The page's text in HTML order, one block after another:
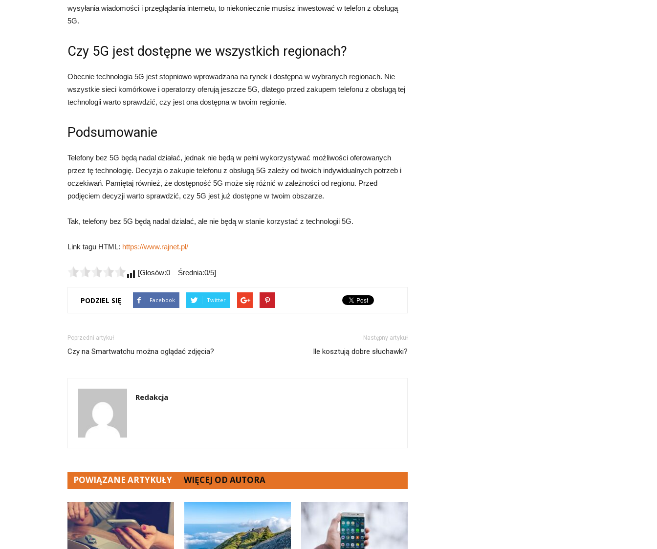
wysyłania wiadomości i przeglądania internetu, to niekoniecznie musisz inwestować w telefon z obsługą
5G.
Czy 5G jest dostępne we wszystkich regionach?
Obecnie technologia 5G jest stopniowo wprowadzana na rynek i dostępna w wybranych regionach. Nie
wszystkie sieci komórkowe i operatorzy oferują jeszcze 5G, dlatego przed zakupem telefonu z obsługą tej
technologii warto sprawdzić, czy jest ona dostępna w twoim regionie.
Podsumowanie
Telefony bez 5G będą nadal działać, jednak nie będą w pełni wykorzystywać możliwości oferowanych
przez tę technologię. Decyzja o zakupie telefonu z obsługą 5G zależy od twoich indywidualnych potrzeb i
oczekiwań. Pamiętaj również, że dostępność 5G może się różnić w zależności od regionu. Przed
podjęciem decyzji warto sprawdzić, czy 5G jest już dostępne w twoim obszarze.
Tak, telefony bez 5G będą nadal działać, ale nie będą w stanie korzystać z technologii 5G.
Link tagu HTML: https://www.rajnet.pl/
[Głosów:0 Średnia:0/5]
PODZIEL SIĘ Facebook Twitter
Poprzedni artykuł
Czy na Smartwatchu można oglądać zdjęcia?
Następny artykuł
Ile kosztują dobre słuchawki?
Redakcja
POWIĄZANE ARTYKUŁY WIĘCEJ OD AUTORA